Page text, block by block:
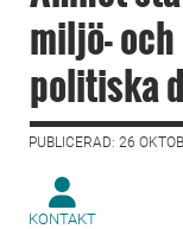
miljö-
politiska
PUBLICERAD: 26
KONTAKT